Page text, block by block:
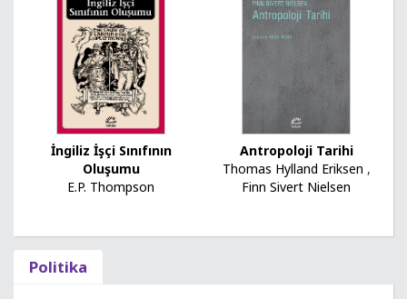
İngiliz İşçi Sınıfının
Oluşumu
E.P. Thompson
Antropoloji Tarihi
Thomas Hylland Eriksen ,
Finn Sivert Nielsen
Politika